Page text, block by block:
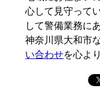
心して見守って
して警備業務に
神奈川県大和市
い合わせを心よ